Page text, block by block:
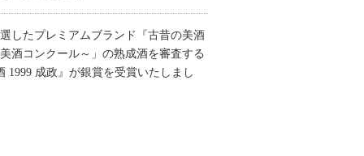
したプレミアムブランド『古昔の美酒
酒コンクール～」の熟成酒を審査する
1999 成政』が銀賞を受賞いたしまし